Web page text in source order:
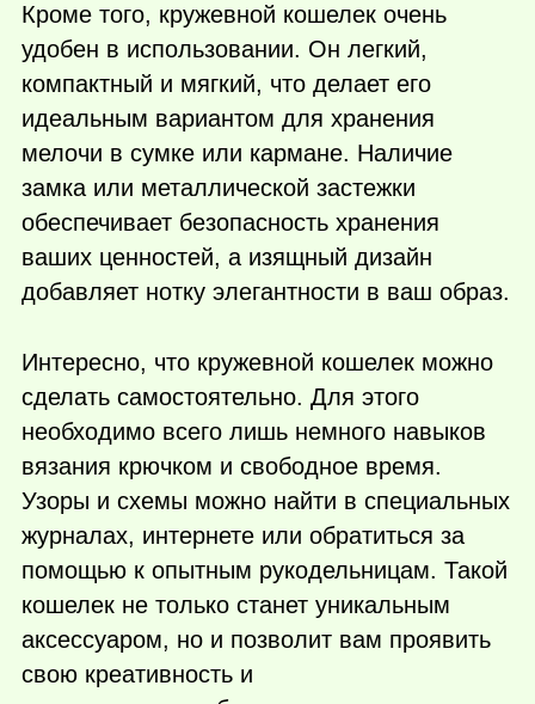
Кроме того, кружевной кошелек очень
удобен в использовании. Он легкий,
компактный и мягкий, что делает его
идеальным вариантом для хранения
мелочи в сумке или кармане. Наличие
замка или металлической застежки
обеспечивает безопасность хранения
ваших ценностей, а изящный дизайн
добавляет нотку элегантности в ваш образ.
Интересно, что кружевной кошелек можно
сделать самостоятельно. Для этого
необходимо всего лишь немного навыков
вязания крючком и свободное время.
Узоры и схемы можно найти в специальных
журналах, интернете или обратиться за
помощью к опытным рукодельницам. Такой
кошелек не только станет уникальным
аксессуаром, но и позволит вам проявить
свою креативность и